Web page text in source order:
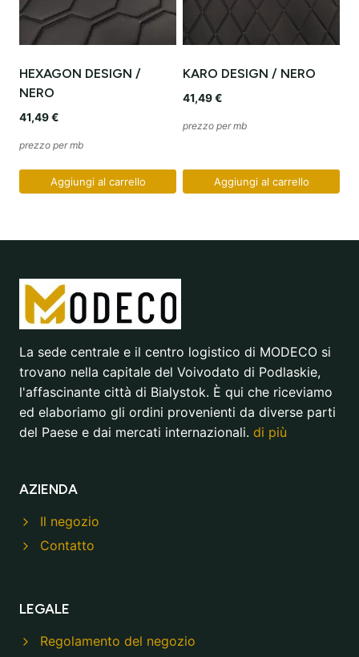
HEXAGON DESIGN /
NERO
41,49€
prezzo per mb
Aggiungi al carrello
KARO DESIGN / NERO
41,49€
prezzo per mb
Aggiungi al carrello
La sede centrale e il centro logistico di MODECO si
trovano nella capitale del Voivodato di Podlaskie,
l'affascinante città di Bialystok. È qui che riceviamo
ed elaboriamo gli ordini provenienti da diverse parti
del Paese e dai mercati internazionali. di più
AZIENDA
Il negozio
Contatto
LEGALE
Regolamento del negozio